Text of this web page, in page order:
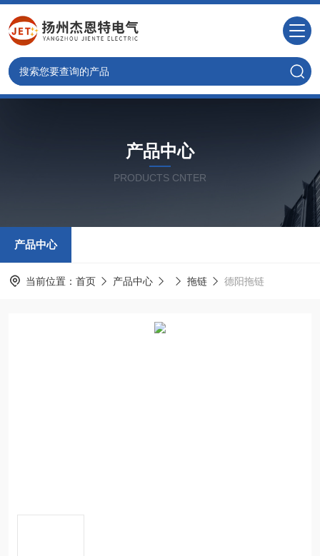
产品中心
PRODUCTS CNTER
产品中心
当前位置： 首页 产品中心 拖链 德阳拖链